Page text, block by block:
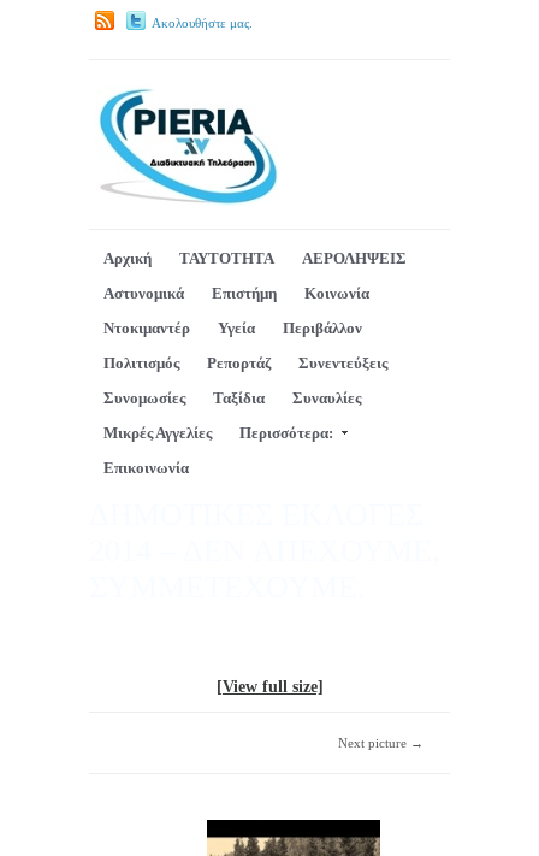
Ακολουθήστε μας.
Αρχική ΤΑΥΤΟΤΗΤΑ
ΑΕΡΟΛΗΨΕΙΣ
Αστυνομικά
Επιστήμη
Κοινωνία
Ντοκιμαντέρ
Υγεία
Περιβάλλον
Πολιτισμός
Ρεπορτάζ
Συνεντεύξεις
Συνομωσίες
Ταξίδια
Συναυλίες
Μικρές Αγγελίες
Περισσότερα:
Επικοινωνία
[View full size]
Next picture →